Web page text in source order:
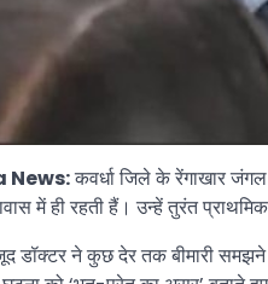
News:कवर्धा जिले के रेंगाखार
में ही रहती हैं। उन्हें तुरंत
डॉक्टर ने कुछ देर तक बीमारी